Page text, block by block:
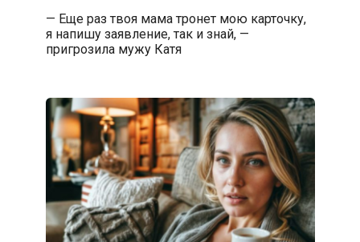
— Еще раз твоя мама тронет мою карточку,
я напишу заявление, так и знай, —
пригрозила мужу Катя